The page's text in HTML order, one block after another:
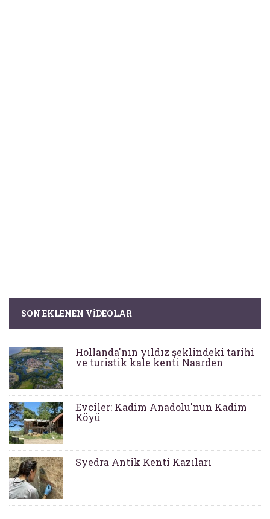
SON EKLENEN VIDEOLAR
Hollanda'nın yıldız şeklindeki tarihi
ve turistik kale kenti Naarden
Evciler: Kadim Anadolu'nun Kadim
Köyü
Syedra Antik Kenti Kazıları